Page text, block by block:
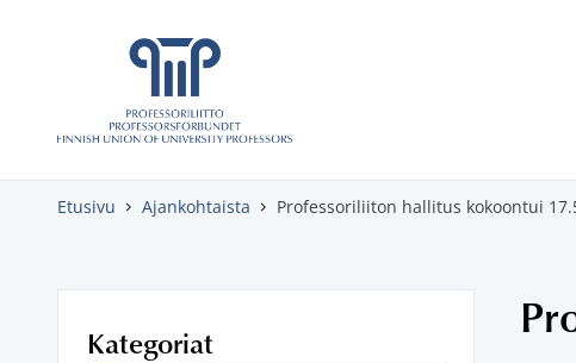
Skippaa sisältö
Etusivu Ajankohtaista Professoriliiton hallitus kokoontui
Kategoriat